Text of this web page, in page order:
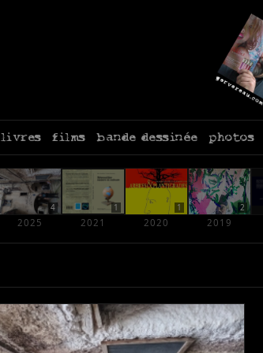
livres films bande dessinée photos
4
2025
1
2021
1
2020
2
2019